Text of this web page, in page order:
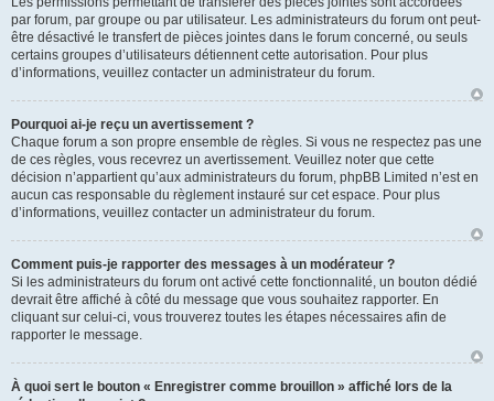
par forum, par groupe ou par utilisateur. Les administrateurs du forum ont peut-
être désactivé le transfert de pièces jointes dans le forum concerné, ou seuls
certains groupes d’utilisateurs détiennent cette autorisation. Pour plus
d’informations, veuillez contacter un administrateur du forum.
Pourquoi ai-je reçu un avertissement ?
Chaque forum a son propre ensemble de règles. Si vous ne respectez pas une
de ces règles, vous recevrez un avertissement. Veuillez noter que cette
décision n’appartient qu’aux administrateurs du forum, phpBB Limited n’est en
aucun cas responsable du règlement instauré sur cet espace. Pour plus
d’informations, veuillez contacter un administrateur du forum.
Comment puis-je rapporter des messages à un modérateur ?
Si les administrateurs du forum ont activé cette fonctionnalité, un bouton dédié
devrait être affiché à côté du message que vous souhaitez rapporter. En
cliquant sur celui-ci, vous trouverez toutes les étapes nécessaires afin de
rapporter le message.
À quoi sert le bouton « Enregistrer comme brouillon » affiché lors de la